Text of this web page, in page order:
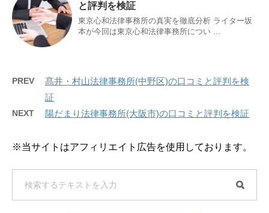
と評判を検証
東京心和法律事務所の真実を徹底分析 ライター坂
本が今回は東京心和法律事務所につい ...
PREV
髙井・村山法律事務所(中野区)の口コミと評判を検
証
NEXT 陽だまり法律事務所(大阪市)の口コミと評判を検証
※当サイトはアフィリエイト広告を使用しております。